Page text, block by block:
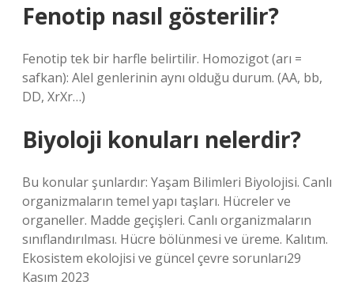
Fenotip nasıl gösterilir?
Fenotip tek bir harfle belirtilir. Homozigot (arı =
safkan): Alel genlerinin aynı olduğu durum. (AA, bb,
DD, XrXr…)
Biyoloji konuları nelerdir?
Bu konular şunlardır: Yaşam Bilimleri Biyolojisi. Canlı
organizmaların temel yapı taşları. Hücreler ve
organeller. Madde geçişleri. Canlı organizmaların
sınıflandırılması. Hücre bölünmesi ve üreme. Kalıtım.
Ekosistem ekolojisi ve güncel çevre sorunları29
Kasım 2023